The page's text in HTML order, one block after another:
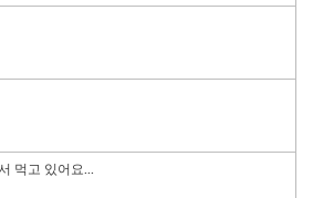
먹고 있어요...